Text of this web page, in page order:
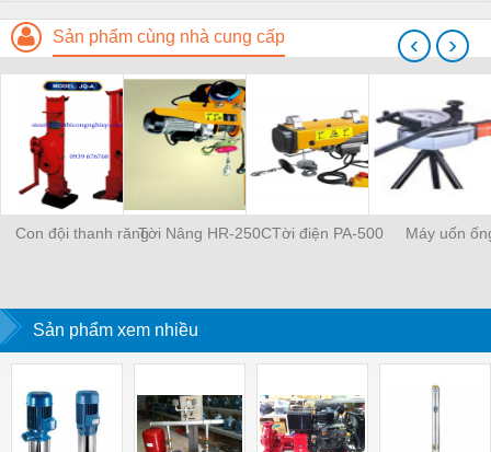
Sản phẩm cùng nhà cung cấp
Con đội thanh răngTời Nâng HR-250CTời điện PA-500 Máy uốn
‹ ›
Sản phẩm xem nhiều